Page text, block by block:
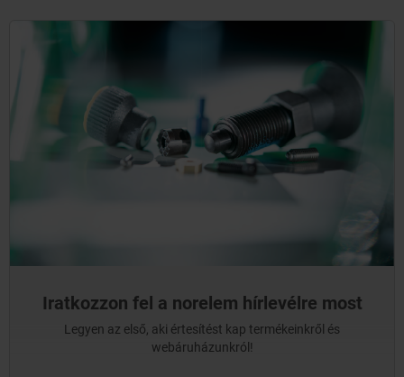
Iratkozzon fel a norelem hírlevélre most
Legyen az első, aki értesítést kap termékeinkről és
webáruházunkról!